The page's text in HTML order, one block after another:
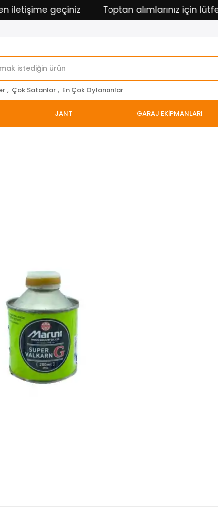
geçiniz Toptan alımlarınız için lütfen
, Çok Satanlar , En Çok Oylananlar
JANT GARAJ EKİPMANLARI